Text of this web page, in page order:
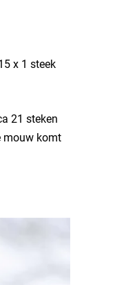
x 1 steek
21 steken
mouw komt